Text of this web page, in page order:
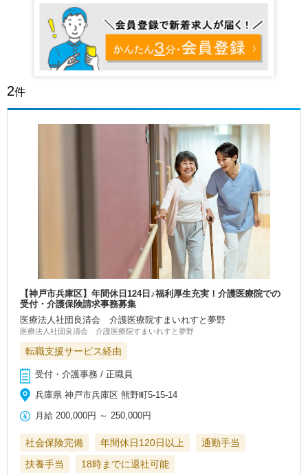
2件
【神戸市兵庫区】年間休日124日♪福利厚生充実！介護医療院での
受付・介護保険請求事務募集
医療法人社団良清会 介護医療院すまいれすと夢野
医療法人社団良清会 介護医療院すまいれすと夢野
転職支援サービス経由
受付・介護事務 / 正職員
兵庫県 神戸市兵庫区 熊野町5-15-14
月給 200,000円 ～ 250,000円
社会保険完備 年間休日120日以上
通勤手当
扶養手当
18時までに退社可能